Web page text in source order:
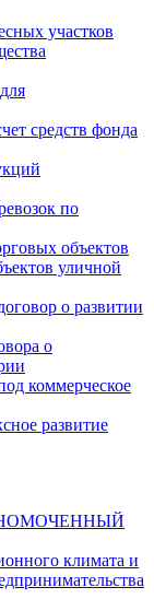
участков
средств фонда
по
объектов
уличной
о развитии
о
коммерческое
развитие
климата и